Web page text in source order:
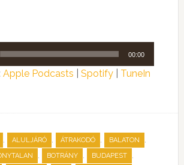
00:00
Apple Podcasts Spotify| TuneIn
, ALULJÁRÓ , ÁTRAKODÓ , BALATON ,
, BOTRÁNY , BUDAPEST ,